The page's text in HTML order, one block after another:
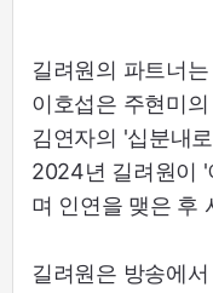
길려원의 파트너
이호섭은 주현미
김연자의 '십분내
2024년 길려원이 '
며 인연을 맺은 후
길려원은 방송에